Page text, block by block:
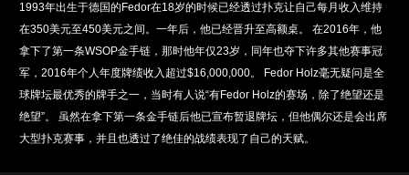
1993年出生于德国的Fedor在18岁的时候已经透过扑克让自己每月收入维持
在350美元至450美元之间。一年后，他已经晋升至高额桌。 在2016年，他
拿下了第一条WSOP金手链，那时他年仅23岁，同年也夺下许多其他赛事冠
军，2016年个人年度牌绩收入超过$16,000,000。 Fedor Holz毫无疑问是全
球牌坛最优秀的牌手之一，当时有人说“有Fedor Holz的赛场，除了绝望还是
绝望”。 虽然在拿下第一条金手链后他已宣布暂退牌坛，但他偶尔还是会出席
大型扑克赛事，并且也透过了绝佳的战绩表现了自己的天赋。